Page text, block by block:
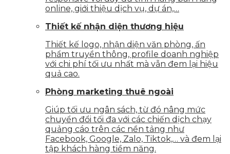
online, giới thiệu dịch vụ, dự án,…
Thiết kế nhận diện thương hiệu
Thiết kế logo, nhận diện văn phòng, ấn
phẩm truyền thông, profile doanh nghiệp
với chi phí tối ưu nhất mà vẫn đem lại hiệu
quả cao.
Phòng marketing thuê ngoài
Giúp tối ưu ngân sách, từ đó nâng mức
chuyển đổi tối đa với các chiến dịch chạy
quảng cáo trên các nền tảng như
Facebook, Google, Zalo, Tiktok,… và đem lại
tập khách hàng tiềm năng.